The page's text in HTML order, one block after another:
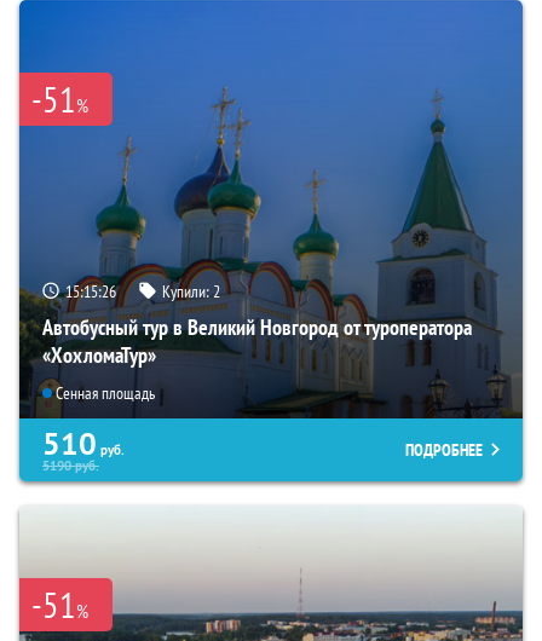
-51%
15:15:25 Купили:2
Автобусный тур в Великий Новгород от туроператора
«ХохломаТур»
Сенная площадь
510 руб.
5190руб.
ПОДРОБНЕЕ
-51%